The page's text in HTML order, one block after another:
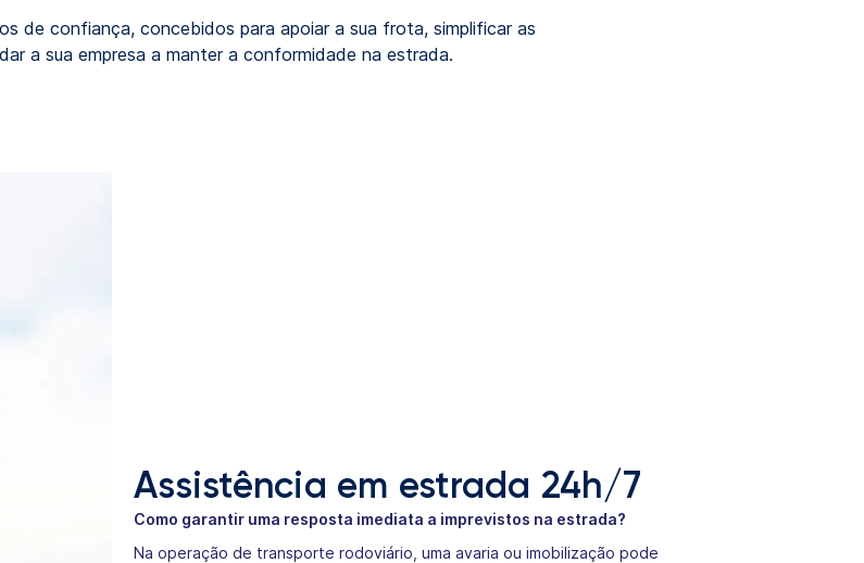
de confiança, concebidos para apoiar a sua frota, simplificar as
a sua empresa a manter a conformidade na estrada.
Assistência em estrada 24h/7
Como garantir uma resposta imediata a imprevistos na estrada?
Na operação de transporte rodoviário, uma avaria ou imobilização pode